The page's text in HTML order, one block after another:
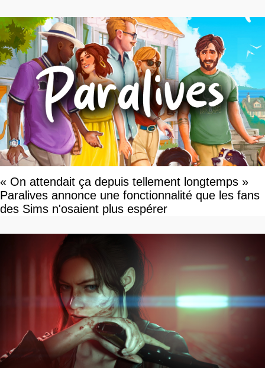
« On attendait ça depuis tellement longtemps »
Paralives annonce une fonctionnalité que les fans
des Sims n'osaient plus espérer